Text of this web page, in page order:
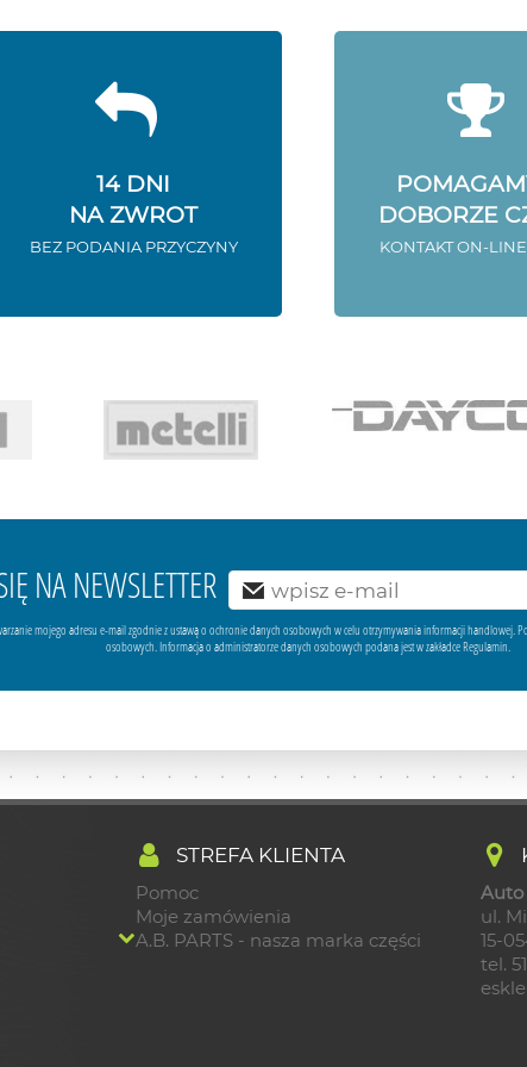
14 DNI
NA ZWROT
BEZ PODANIA PRZYCZYNY
DOBORZE
KONTAKT ON-
NA NEWSLETTER
mojego adresu e-mail zgodnie z ustawą o ochronie danych osobowych w celu otrzymywania informacji
osobowych. Informacja o administratorze danych osobowych podana jest w zakładce Regulamin.
STREFA KLIENTA
Pomoc
Moje zamówienia
A.B. PARTS - nasza marka części
Auto
ul.
15-
tel.